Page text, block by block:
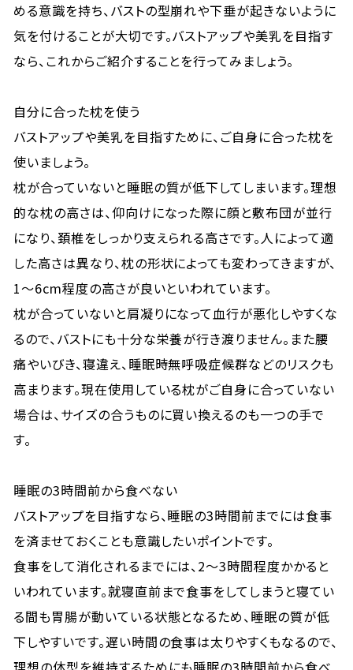
める意識を持ち、バストの型崩れや下垂が起きないように
気を付けることが大切です。バストアップや美乳を目指す
なら、これからご紹介することを行ってみましょう。
自分に合った枕を使う
バストアップや美乳を目指すために、ご自身に合った枕を
使いましょう。
枕が合っていないと睡眠の質が低下してしまいます。理想
的な枕の高さは、仰向けになった際に顔と敷布団が並行
になり、頚椎をしっかり支えられる高さです。人によって適
した高さは異なり、枕の形状によっても変わってきますが、
1〜6cm程度の高さが良いといわれています。
枕が合っていないと肩凝りになって血行が悪化しやすくな
るので、バストにも十分な栄養が行き渡りません。また腰
痛やいびき、寝違え、睡眠時無呼吸症候群などのリスクも
高まります。現在使用している枕がご自身に合っていない
場合は、サイズの合うものに買い換えるのも一つの手で
す。
睡眠の3時間前から食べない
バストアップを目指すなら、睡眠の3時間前までには食事
を済ませておくことも意識したいポイントです。
食事をして消化されるまでには、2〜3時間程度かかると
いわれています。就寝直前まで食事をしてしまうと寝てい
る間も胃腸が動いている状態となるため、睡眠の質が低
下しやすいです。遅い時間の食事は太りやすくもなるので、